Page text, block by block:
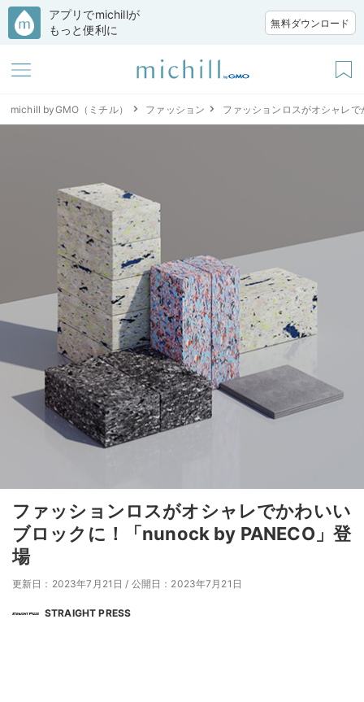
アプリでmichillが
もっと便利に
無料ダウンロード
michill byGMO（ミチル） ファッション ファッションロスがオシャレ
ファッションロスがオシャレでかわいい
ブロックに！「nunock by PANECO」登
場
更新日：2023年7月21日 / 公開日：2023年7月21日
STRAIGHT PRESS